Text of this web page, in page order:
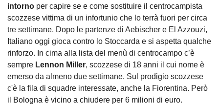
intorno per capire se e come sostituire il centrocampista
scozzese vittima di un infortunio che lo terrà fuori per circa
tre settimane. Dopo le partenze di Aebischer e El Azzouzi,
Italiano oggi gioca contro lo Stoccarda e si aspetta qualche
rinforzo. In cima alla lista del menù di centrocampo c’è
sempre Lennon Miller, scozzese di 18 anni il cui nome è
emerso da almeno due settimane. Sul prodigio scozzese
c'è la fila di squadre interessate, anche la Fiorentina. Però
il Bologna è vicino a chiudere per 6 milioni di euro.